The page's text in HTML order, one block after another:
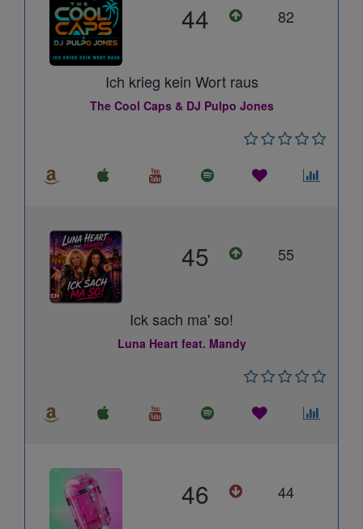
44 82
Ich krieg kein Wort raus
The Cool Caps & DJ Pulpo Jones
45 55
Ick sach ma' so!
Luna Heart feat. Mandy
46 44